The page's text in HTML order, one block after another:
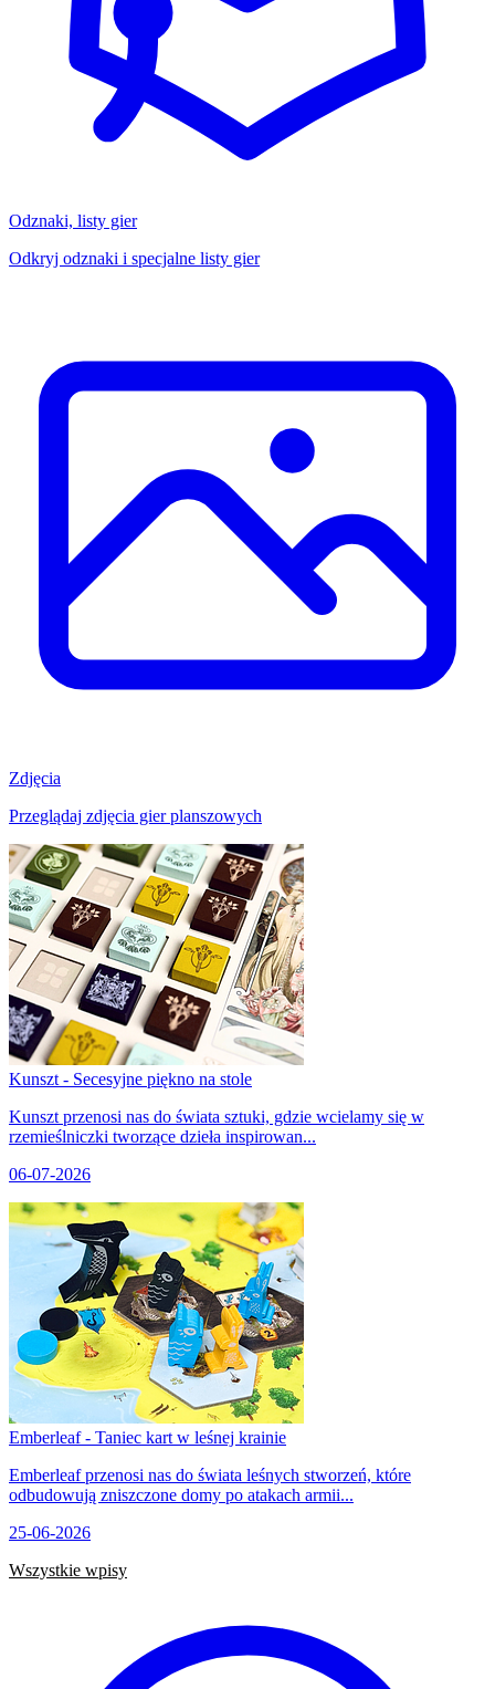
Odznaki, listy gier
Odkryj odznaki i specjalne listy gier
Zdjęcia
Przeglądaj zdjęcia gier planszowych
Kunszt - Secesyjne piękno na stole
Kunszt przenosi nas do świata sztuki, gdzie wcielamy się w
rzemieślniczki tworzące dzieła inspirowan...
06-07-2026
Emberleaf - Taniec kart w leśnej krainie
Emberleaf przenosi nas do świata leśnych stworzeń, które
odbudowują zniszczone domy po atakach armii...
25-06-2026
Wszystkie wpisy